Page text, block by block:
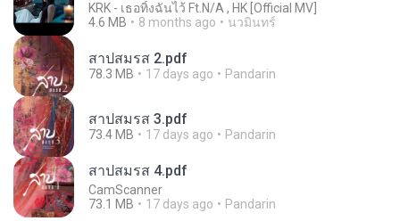
KRK - เธอทิ้งฉันไว้ Ft.N/A , HK [Official MV]
4.6 MB
8 months ago นวมินทร์
สาปสมรส 2.pdf
78.3 MB 17 days ago Pandarin
สาปสมรส 3.pdf
73.4 MB 17 days ago Pandarin
สาปสมรส 4.pdf
CamScanner
73.1 MB
17 days ago Pandarin